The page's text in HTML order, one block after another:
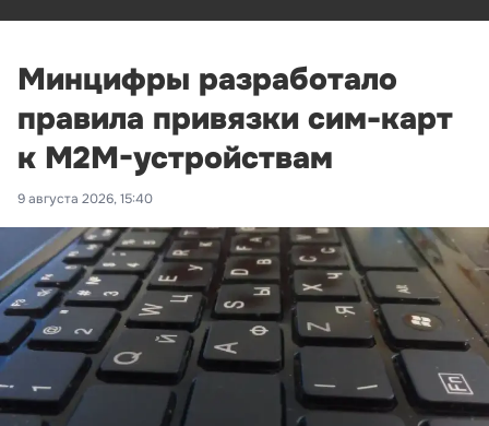
Минцифры разработало
правила привязки сим-карт
к M2M-устройствам
9 августа 2026, 15:40